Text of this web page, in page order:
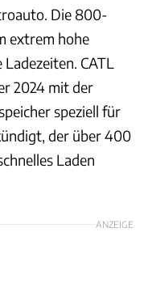
Die 800-
extrem hohe
CATL
2024 mit der
speziell für
der über 400
Laden
ANZEIGE